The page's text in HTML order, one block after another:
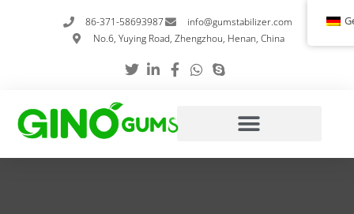
86-371-58693987
info@gumstabilizer.com
No.6, Yuying Road, Zhengzhou, Henan, China